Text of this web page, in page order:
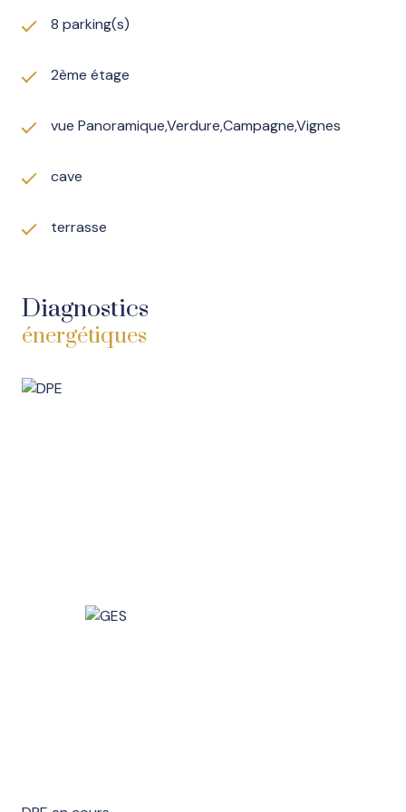
travaux de rafraîchissement pour révéler tout le
potentiel de cette perle rare.
8 parking(s)
2ème étage
vue Panoramique,Verdure,Campagne,Vignes
cave
terrasse
Diagnostics
énergétiques